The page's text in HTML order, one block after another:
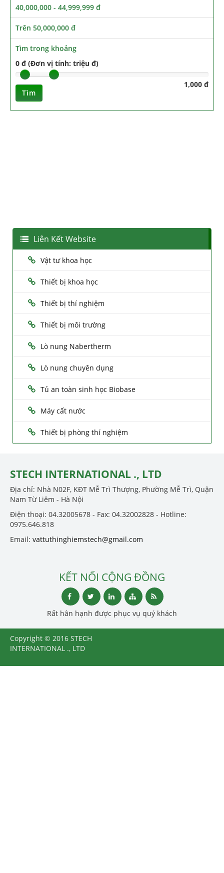
40,000,000 - 44,999,999 đ
Trên 50,000,000 đ
Tìm trong khoảng
0 đ (Đơn vị tính: triệu đ)
1,000 đ
Tìm
Liên Kết Website
Vật tư khoa học
Thiết bị khoa học
Thiết bị thí nghiệm
Thiết bị môi trường
Lò nung Nabertherm
Lò nung chuyên dụng
Tủ an toàn sinh học Biobase
Máy cất nước
Thiết bị phòng thí nghiệm
STECH INTERNATIONAL ., LTD
Địa chỉ: Nhà N02F, KĐT Mễ Trì Thượng, Phường Mễ Trì, Quận
Nam Từ Liêm - Hà Nội
Điện thoại: 04.32005678 - Fax: 04.32002828 - Hotline:
0975.646.818
Email: vattuthinghiemstech@gmail.com
KẾT NỐI CỘNG ĐỒNG
Rất hân hạnh được phục vụ quý khách
Copyright © 2016 STECH
INTERNATIONAL ., LTD